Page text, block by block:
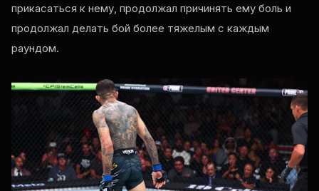
прикасаться к нему, продолжал причинять ему боль и
продолжал делать бой более тяжелым с каждым
раундом.